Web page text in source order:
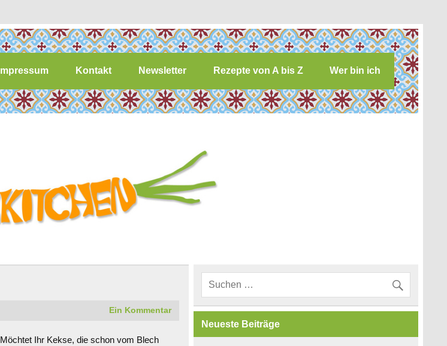
Impressum Kontakt Newsletter Rezepte von A bis Z Wer bin ich
Ein Kommentar
Möchtet Ihr Kekse, die schon vom Blech
Neueste Beiträge